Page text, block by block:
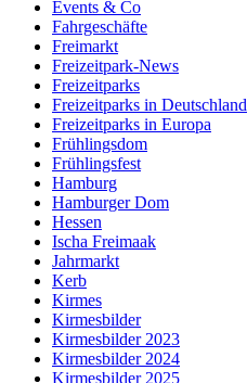
Events & Co
Fahrgeschäfte
Freimarkt
Freizeitpark-News
Freizeitparks
Freizeitparks in Deutschland
Freizeitparks in Europa
Frühlingsdom
Frühlingsfest
Hamburg
Hamburger Dom
Hessen
Ischa Freimaak
Jahrmarkt
Kerb
Kirmes
Kirmesbilder
Kirmesbilder 2023
Kirmesbilder 2024
Kirmesbilder 2025